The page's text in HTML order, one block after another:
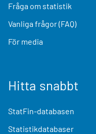
Fråga om statistik
Vanliga frågor (FAQ)
För media
Hitta snabbt
StatFin-databasen
Statistikdatabaser